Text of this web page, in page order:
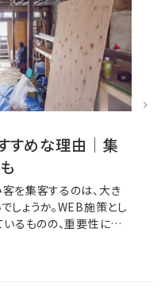
すめな理由｜集
を集客するのは、大き
しょうか。WEB施策とし
るものの、重要性に…